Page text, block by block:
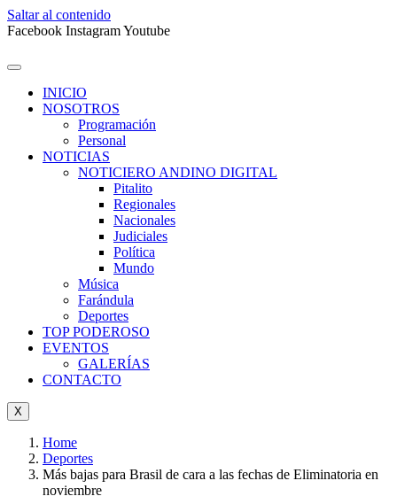
Saltar al contenido
Facebook InstagramYoutube
INICIO
NOSOTROS
Programación
Personal
NOTICIAS
NOTICIERO ANDINO DIGITAL
Pitalito
Regionales
Nacionales
Judiciales
Política
Mundo
Música
Farándula
Deportes
TOP PODEROSO
EVENTOS
GALERÍAS
CONTACTO
X
Home
Deportes
Más bajas para Brasil de cara a las fechas de Eliminatoria en
noviembre